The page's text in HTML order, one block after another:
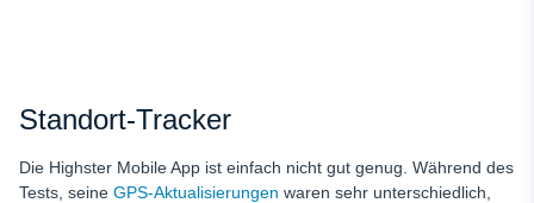
Standort-Tracker
Die Highster Mobile App ist einfach nicht gut genug. Während des
Tests, seine GPS-Aktualisierungen waren sehr unterschiedlich,